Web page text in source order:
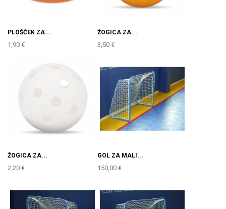
PLOŠČEK ZA...
1,90 €
ŽOGICA ZA...
3,50 €
ŽOGICA ZA...
2,20 €
GOL ZA MALI...
150,00 €